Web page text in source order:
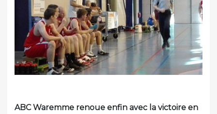
ABC Waremme renoue enfin avec la victoire en